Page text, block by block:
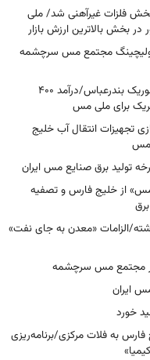
فلزات غیرآهنی شد/ ملی
بخش بالاترین ارزش بازار
لیچینگ و بیولیچینگ مجتمع مس سرچشمه
آخرین وضعیت احداث کارخانه اسید فسفوریک بندرعباس/درآمد ۴۰۰
برای ملی مس
تجهیزات انتقال آب خلیج
مس
مس» از خلیج فارس و تصفیه
«ملی مس» در 7 ماه گذشته/الزامات «معدن به جای نفت»
در مجتمع مس سرچشمه
ایران
خورد
فارس به فلات مرکزی/برنامه‌ریزی